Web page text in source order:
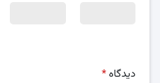
دیدگاه*